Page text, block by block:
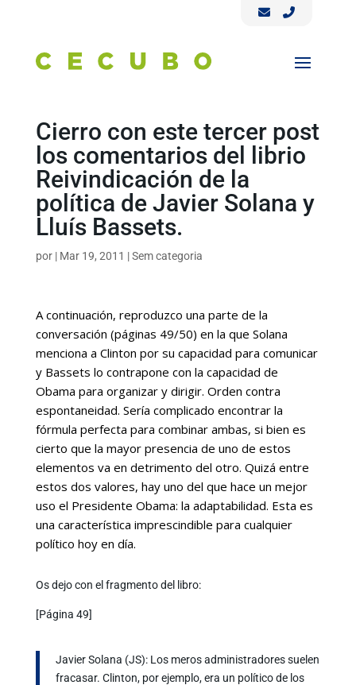
Cierro con este tercer post
los comentarios del librio
Reivindicación de la
política de Javier Solana y
Lluís Bassets.
por | Mar 19, 2011 |Sem categoria
A continuación, reproduzco una parte de la
conversación (páginas 49/50) en la que Solana
menciona a Clinton por su capacidad para comunicar
y Bassets lo contrapone con la capacidad de
Obama para organizar y dirigir. Orden contra
espontaneidad. Sería complicado encontrar la
fórmula perfecta para combinar ambas, si bien es
cierto que la mayor presencia de uno de estos
elementos va en detrimento del otro. Quizá entre
estos dos valores, hay uno del que hace un mejor
uso el Presidente Obama: la adaptabilidad. Esta es
una característica imprescindible para cualquier
político hoy en día.
Os dejo con el fragmento del libro:
[Página 49]
Javier Solana (JS): Los meros administradores suelen
fracasar. Clinton, por ejemplo, era un político de los